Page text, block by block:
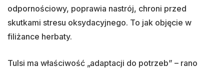
odpornościowy, poprawia nastrój, chroni przed
skutkami stresu oksydacyjnego. To jak objęcie w
filiżance herbaty.
Tulsi ma właściwość „adaptacji do potrzeb” – rano